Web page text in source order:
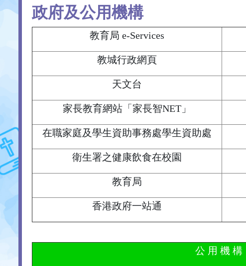
政府及公用機構
教育局 e-Services
教城行政網頁
天文台
家長教育網站「家長智NET」
在職家庭及學生資助事務處學生資助處
衛生署之健康飲食在校園
教育局
香港政府一站通
公 用 機 構